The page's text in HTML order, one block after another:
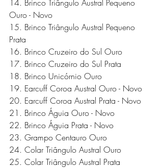
14. Brinco Triângulo Austral Pequeno
Ouro - Novo
15. Brinco Triângulo Austral Pequeno
Prata
16. Brinco Cruzeiro do Sul Ouro
17. Brinco Cruzeiro do Sul Prata
18. Brinco Unicórnio Ouro
19. Earcuff Coroa Austral Ouro - Novo
20. Earcuff Coroa Austral Prata - Novo
21. Brinco Águia Ouro - Novo
22. Brinco Águia Prata - Novo
23. Grampo Centauro Ouro
24. Colar Triângulo Austral Ouro
25. Colar Triângulo Austral Prata